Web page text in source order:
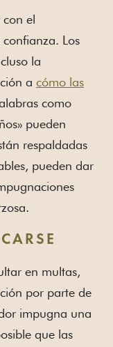
el
Los
la
a cómo las
como
pueden
respaldadas
pueden dar
en multas,
por parte de
impugna una
que las